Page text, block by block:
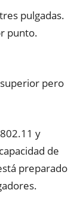
pulgadas.
punto.
pero
y
de
preparado